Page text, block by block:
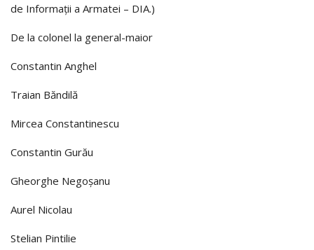
de Informaţii a Armatei – DIA.)
De la colonel la general-maior
Constantin Anghel
Traian Băndilă
Mircea Constantinescu
Constantin Gurău
Gheorghe Negoşanu
Aurel Nicolau
Stelian Pintilie